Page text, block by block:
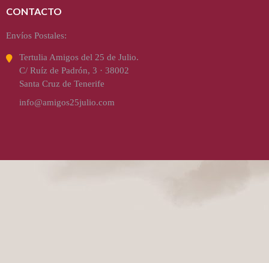
CONTACTO
Envíos Postales:
Tertulia Amigos del 25 de Julio.
C/ Ruíz de Padrón, 3 · 38002
Santa Cruz de Tenerife
info@amigos25julio.com